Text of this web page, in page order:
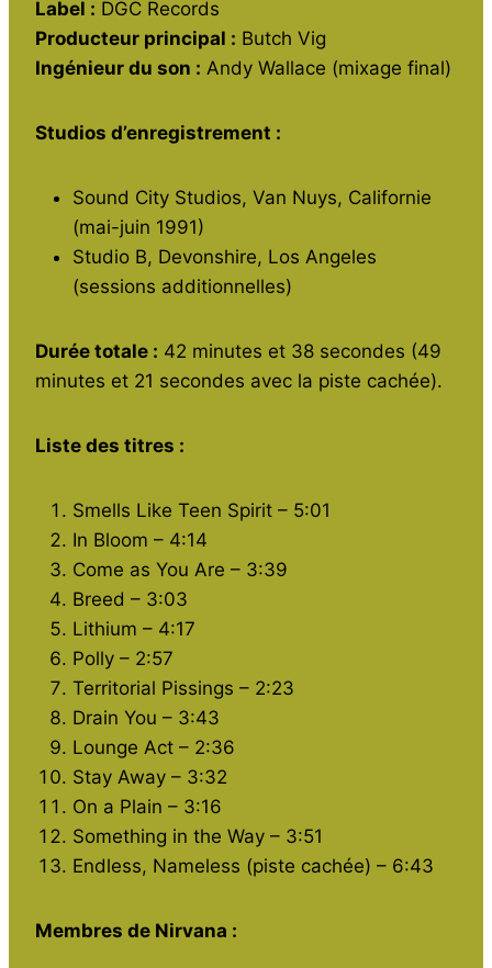
Label : DGC Records
Producteur principal : Butch Vig
Ingénieur du son : Andy Wallace (mixage final)
Studios d’enregistrement :
Sound City Studios, Van Nuys, Californie
(mai-juin 1991)
Studio B, Devonshire, Los Angeles
(sessions additionnelles)
Durée totale : 42 minutes et 38 secondes (49
minutes et 21 secondes avec la piste cachée).
Liste des titres :
Smells Like Teen Spirit – 5:01
In Bloom – 4:14
Come as You Are – 3:39
Breed – 3:03
Lithium – 4:17
Polly – 2:57
Territorial Pissings – 2:23
Drain You – 3:43
Lounge Act – 2:36
Stay Away – 3:32
On a Plain – 3:16
Something in the Way – 3:51
Endless, Nameless (piste cachée) – 6:43
Membres de Nirvana :